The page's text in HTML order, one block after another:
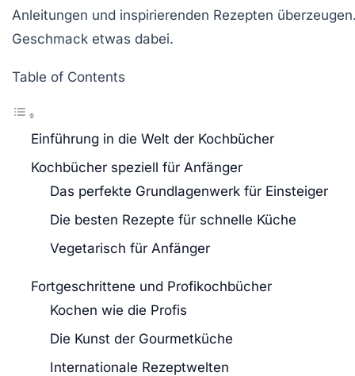
Anleitungen und inspirierenden Rezepten
Geschmack etwas dabei.
Table of Contents
Einführung in die Welt der Kochbücher
Kochbücher speziell für Anfänger
Das perfekte Grundlagenwerk für Einsteiger
Die besten Rezepte für schnelle Küche
Vegetarisch für Anfänger
Fortgeschrittene und Profikochbücher
Kochen wie die Profis
Die Kunst der Gourmetküche
Internationale Rezeptwelten